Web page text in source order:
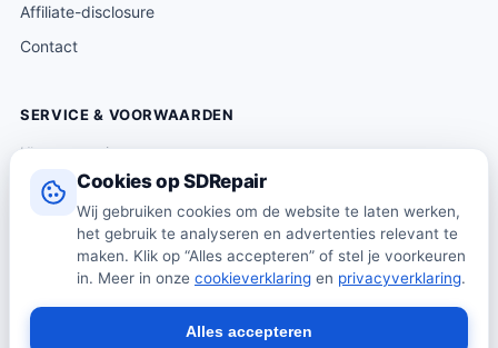
Cookies op SDRepair
Wij gebruiken cookies om de website te laten werken,
het gebruik te analyseren en advertenties relevant te
maken. Klik op “Alles accepteren” of stel je voorkeuren
in. Meer in onze cookieverklaring en privacyverklaring.
Alles accepteren
Affiliate-disclosure
Contact
SERVICE & VOORWAARDEN
Klantenservice
Verzending & levering
Retourneren
Algemene voorwaarden